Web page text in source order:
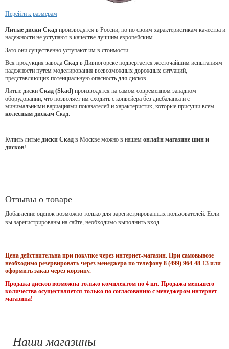
Перейти к размерам
Литые диски Скад производятся в России, но по своим характеристикам качества и
надежности не уступают в качестве лучшим европейским.
Зато они существенно уступают им в стоимости.
Вся продукция завода Скад в Дивногорске подвергается жесточайшим испытаниям
надежности путем моделирования всевозможных дорожных ситуаций,
представляющих потенциальную опасность для дисков.
Литые диски Скад (Skad) производятся на самом современном западном
оборудовании, что позволяет им сходить с конвейера без дисбаланса и с
минимальными вариациями показателей и характеристик, которые присущи всем
колесным дискам Скад.
Купить литые диски Скад в Москве можно в нашем онлайн магазине шин и
дисков!
Отзывы о товаре
Добавление оценок возможно только для зарегистрированных пользователей. Если
вы зарегистрированы на сайте, необходимо выполнить вход.
Цена действительна при покупке через интернет-магазин. При самовывозе
необходимо резервировать через менеджера по телефону 8 (499) 964-48-13 или
оформить заказ через корзину.
Продажа дисков возможна только комплектом по 4 шт. Продажа меньшего
количества осуществляется только по согласованию с менеджером интернет-
магазина!
Наши магазины